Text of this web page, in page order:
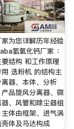
为您详解历年经验
氢氧化钙厂家 ：
结构 和工作原理
选粉机 的结构主
器、本体、分析
品旋风分离器、微
、风管和除尘器组
体由框架、进气涡
体及马达构成